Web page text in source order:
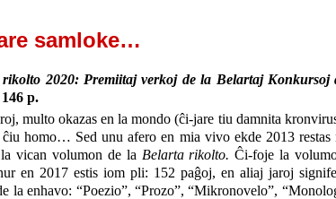
samloke…
2020: Premiitaj verkoj de la Belartaj Konkursoj
p.
multo okazas en la mondo (ĉi-jare tiu damnita
homo… Sed unu afero en mia vivo ekde 2013 restas
vican volumon de la Belarta rikolto. Ĉi-foje la
en 2017 estis iom pli: 152 paĝoj, en aliaj jaroj
la enhavo: “Poezio”, “Prozo”, “Mikronovelo”,